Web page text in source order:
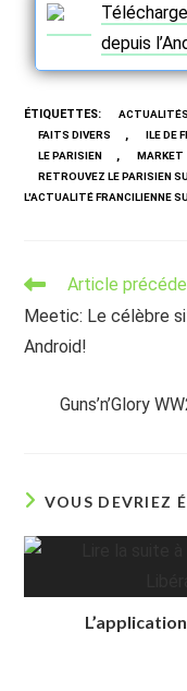
depuis
ÉTIQUETTES: ACTUALITÉS
FAITS DIVERS , ILE DE
LE PARISIEN , MARKET
RETROUVEZ LE PARISIEN
L'ACTUALITÉ FRANCILIENNE
Read
articles
Article
Meetic: Le célèbre
Android!
Guns’n’Glory
VOUS DEVRIEZ